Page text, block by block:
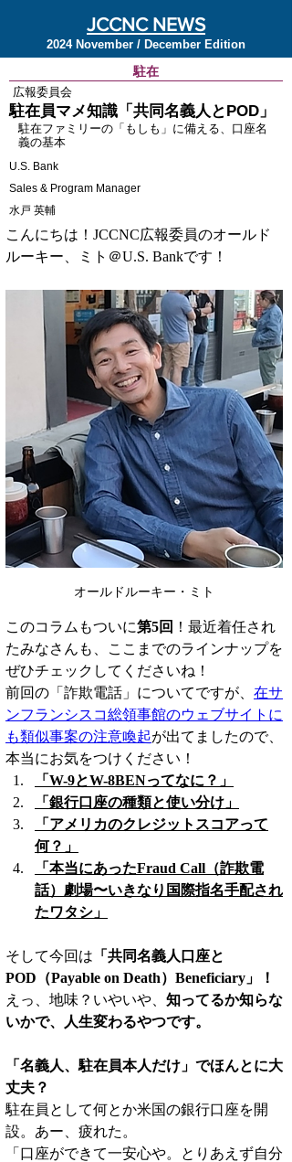
JCCNC NEWS
2024 November / December Edition
駐在
広報委員会
駐在員マメ知識「共同名義人とPOD」
駐在ファミリーの「もしも」に備える、口座名
義の基本
U.S. Bank
Sales & Program Manager
水戸 英輔
こんにちは！JCCNC広報委員のオールド
ルーキー、ミト＠U.S. Bankです！
オールドルーキー・ミト
このコラムもついに第5回 ！最近着任され
たみなさんも、ここまでのラインナップを
ぜひチェックしてくださいね！
前回の「詐欺電話」についてですが、 在サ
ンフランシスコ総領事館のウェブサイトに
も類似事案の注意喚起が出てましたので、
本当にお気をつけください！
「W-9とW-8BENってなに？」
「銀行口座の種類と使い分け」
「アメリカのクレジットスコアって
何？」
「本当にあったFraud Call（詐欺電
話）劇場〜いきなり国際指名手配され
たワタシ」
そして今回は 「共同名義人口座と
POD（Payable on Death）Beneficiary」！
えっ、地味？いやいや、 知ってるか知らな
いかで、人生変わるやつです。
「名義人、駐在員本人だけ」でほんとに大
丈夫？
駐在員として何とか米国の銀行口座を開
設。あー、疲れた。
「口座ができて一安心や。とりあえず自分